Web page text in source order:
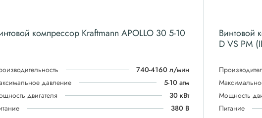
компрессор Kraftmann APOLLO 30 5-10
740-4160 л/мин
давление
5-10 атм
двигателя
30 кВт
380 В
Винтовой
D VS PM
Мощность
Питание